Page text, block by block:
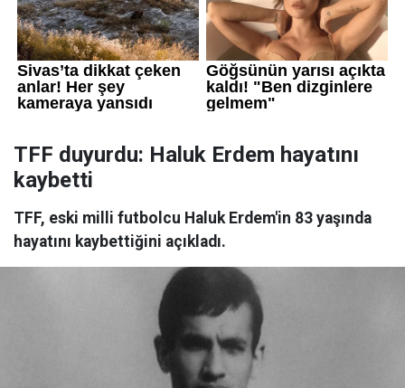
TFF duyurdu: Haluk Erdem hayatını
kaybetti
TFF, eski milli futbolcu Haluk Erdem'in 83 yaşında
hayatını kaybettiğini açıkladı.